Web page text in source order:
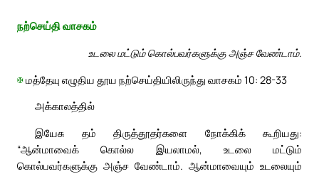
நற்செய்தி வாசகம்
உடலை மட்டும் கொல்பவர்களுக்கு அஞ்ச வேண்டாம்.
✠மத்தேயு எழுதிய தூய நற்செய்தியிலிருந்து வாசகம் 10: 28-33
அக்காலத்தில்
இயேசு தம் திருத்தூதர்களை நோக்கிக் கூறியது:
“ஆன்மாவைக் கொல்ல இயலாமல், உடலை மட்டும்
கொல்பவர்களுக்கு அஞ்ச வேண்டாம். ஆன்மாவையும் உடலையும்